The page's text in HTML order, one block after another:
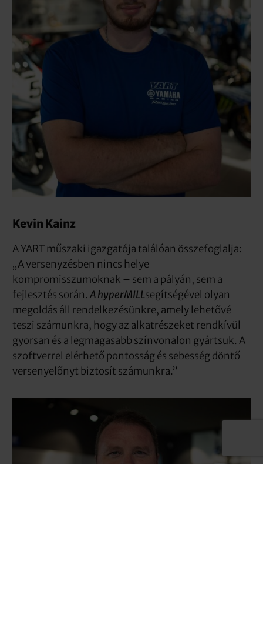
Kevin Kainz
A YART műszaki igazgatója találóan összefoglalja:
„A versenyzésben nincs helye
kompromisszumoknak – sem a pályán, sem a
fejlesztés során.A hyperMILLsegítségével olyan
megoldás áll rendelkezésünkre, amely lehetővé
teszi számunkra, hogy az alkatrészeket rendkívül
gyorsan és a legmagasabb színvonalon gyártsuk. A
szoftverrel elérhető pontosság és sebesség döntő
versenyelőnyt biztosít számunkra.”